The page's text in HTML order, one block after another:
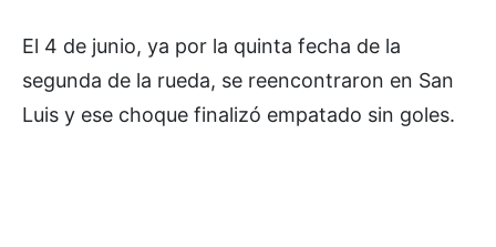
El 4 de junio, ya por la quinta fecha de la
segunda de la rueda, se reencontraron en San
Luis y ese choque finalizó empatado sin goles.